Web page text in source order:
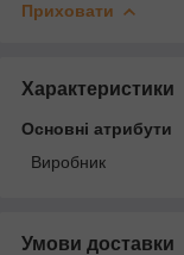
Приховати
Характеристики
Основні атрибути
Виробник
Умови доставки